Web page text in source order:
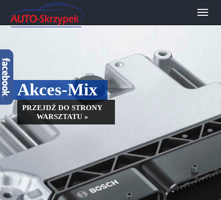
Akces-Mix
PRZEJDŹ DO STRONY
WARSZTATU »